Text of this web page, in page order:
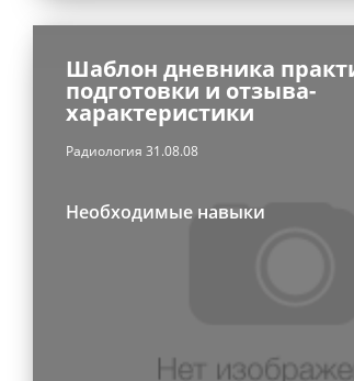
Шаблон дневника
подготовки и отзыва-
характеристики
Радиология 31.08.08
Необходимые навыки